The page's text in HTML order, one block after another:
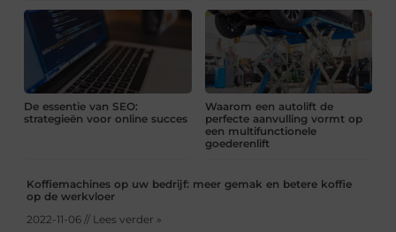
De essentie van SEO:
strategieën voor online succes
Waarom een autolift de
perfecte aanvulling vormt op
een multifunctionele
goederenlift
Koffiemachines op uw bedrijf: meer gemak en betere koffie
op de werkvloer
2022-11-06 // Lees verder »